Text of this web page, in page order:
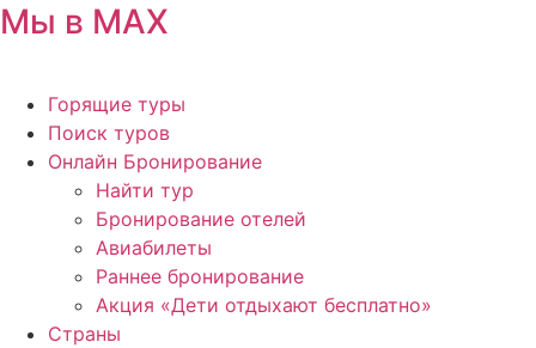
Мы в MAX
Горящие туры
Поиск туров
Онлайн Бронирование
Найти тур
Бронирование отелей
Авиабилеты
Раннее бронирование
Акция «Дети отдыхают бесплатно»
Страны